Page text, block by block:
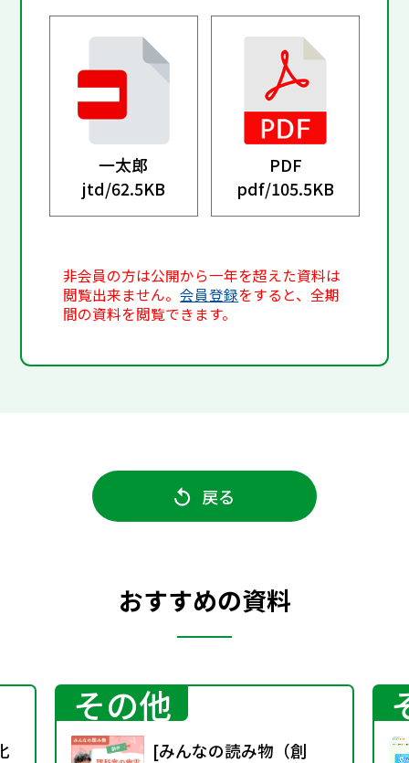
一太郎
jtd/62.5KB
PDF
pdf/105.5KB
非会員の方は公開から一年を超えた資料は
閲覧出来ません。会員登録をすると、全期
間の資料を閲覧できます。
戻る
おすすめの資料
その他
[みんなの読み物（創